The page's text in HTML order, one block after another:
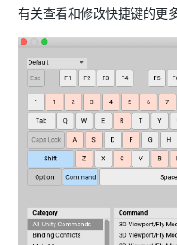
有关查看和修改快捷键的更